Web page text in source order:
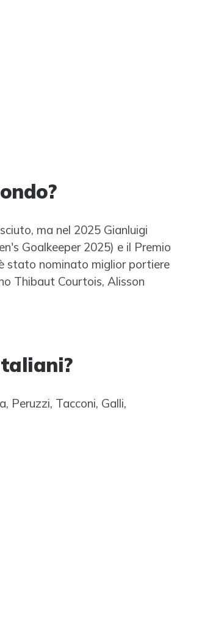
ma nel 2025 Gianluigi
Goalkeeper 2025) e il Premio
stato nominato miglior portiere
Thibaut Courtois, Alisson
Peruzzi, Tacconi, Galli,